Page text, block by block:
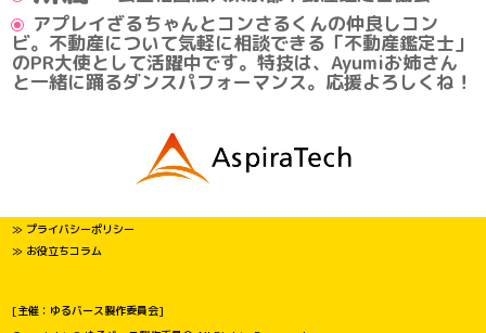
アプレイざるちゃんとコンさるくんの仲良しコン
ビ。不動産について気軽に相談できる「不動産鑑定士」
のPR大使として活躍中です。特技は、Ayumiお姉さん
と一緒に踊るダンスパフォーマンス。応援よろしくね！
≫ プライバシーポリシー
≫ お役立ちコラム
[主催：ゆるバース製作委員会]